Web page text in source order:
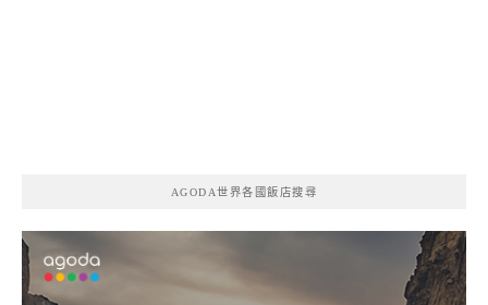
AGODA世界各國飯店搜尋